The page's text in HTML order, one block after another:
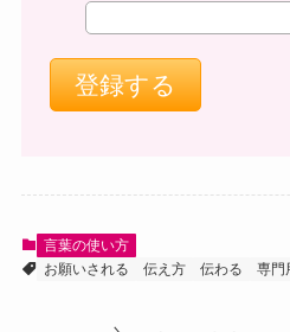
言葉の使い方
お願いされる
伝え方 伝わる 専門